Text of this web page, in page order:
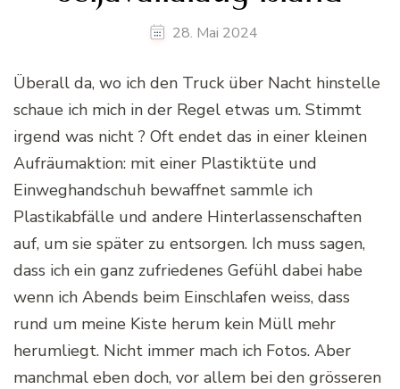
28. Mai 2024
Überall da, wo ich den Truck über Nacht hinstelle
schaue ich mich in der Regel etwas um. Stimmt
irgend was nicht ? Oft endet das in einer kleinen
Aufräumaktion: mit einer Plastiktüte und
Einweghandschuh bewaffnet sammle ich
Plastikabfälle und andere Hinterlassenschaften
auf, um sie später zu entsorgen. Ich muss sagen,
dass ich ein ganz zufriedenes Gefühl dabei habe
wenn ich Abends beim Einschlafen weiss, dass
rund um meine Kiste herum kein Müll mehr
herumliegt. Nicht immer mach ich Fotos. Aber
manchmal eben doch, vor allem bei den grösseren